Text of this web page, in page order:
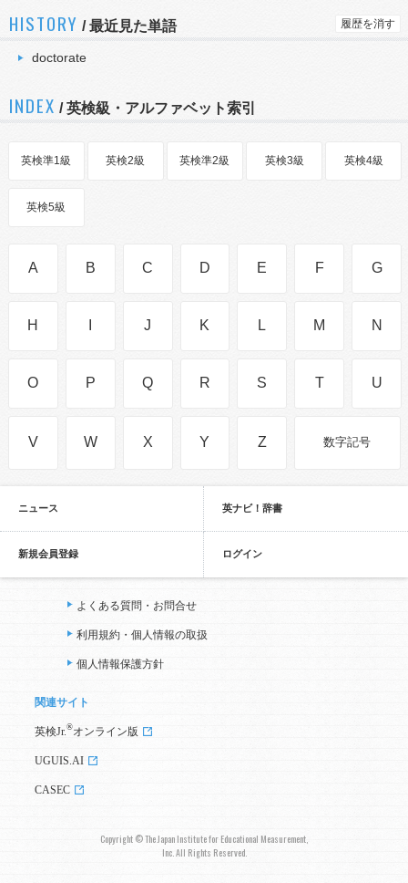
HISTORY /最近見た単語 履歴を消す
doctorate
INDEX / 英検級・アルファベット索引
英検準1級 英検2級 英検準2級 英検3級 英検4級
英検5級
A B C D E F G
H J K L M N
O P Q R S T U
V W X Y Z 数字記号
ニュース 英ナビ！辞書
新規会員登録 ログイン
よくある質問・お問合せ
利用規約・個人情報の取扱
個人情報保護方針
関連サイト
英検Jr. ®オンライン版
UGUIS.AI
CASEC
Copyright © The Japan Institute for Educational Measurement,
Inc. All Rights Reserved.